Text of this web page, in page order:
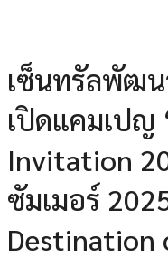
เซ็นทรัลพัฒ
เปิดแคมเปญ
Invitation
ซัมเมอร์
Destination